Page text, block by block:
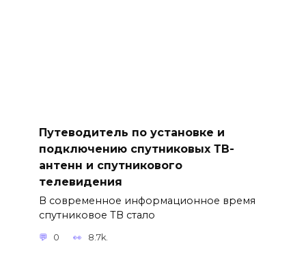
Путеводитель по установке и
подключению спутниковых ТВ-
антенн и спутникового
телевидения
В современное информационное время
спутниковое ТВ стало
0 8.7k.